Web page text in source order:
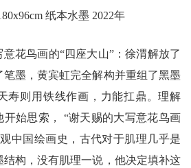
纸本水墨 2022年
花鸟画的“四座大山”：徐渭解放了
墨，黄宾虹完全解构并重组了黑墨
寿则用铁线作画，力能扛鼎。理解
开始思索， “谢天赐的大写意花鸟画
中国绘画史，古代对于肌理几乎是
构，没有肌理一说，他决定填补这